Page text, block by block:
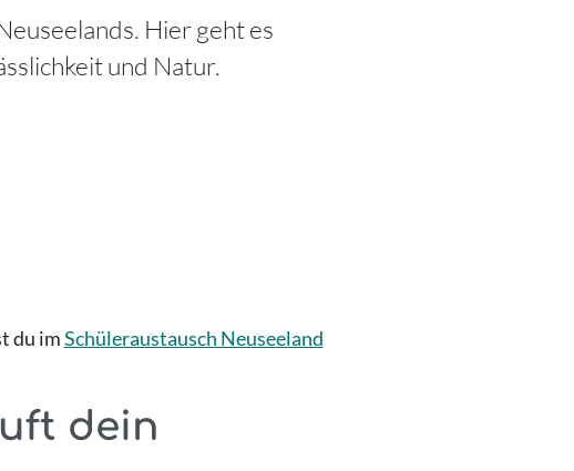
Hier geht es
und Natur.
du imSchüleraustausch Neuseeland
dein